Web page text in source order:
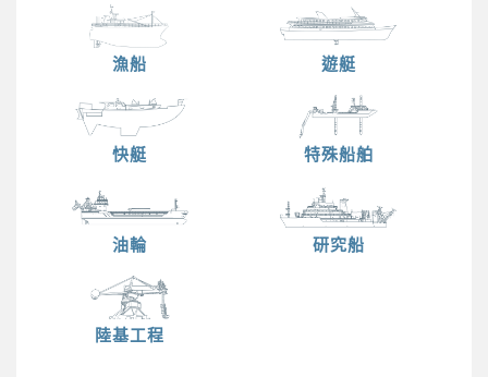
漁船 遊艇
快艇 特殊船舶
油輪 研究船
陸基工程